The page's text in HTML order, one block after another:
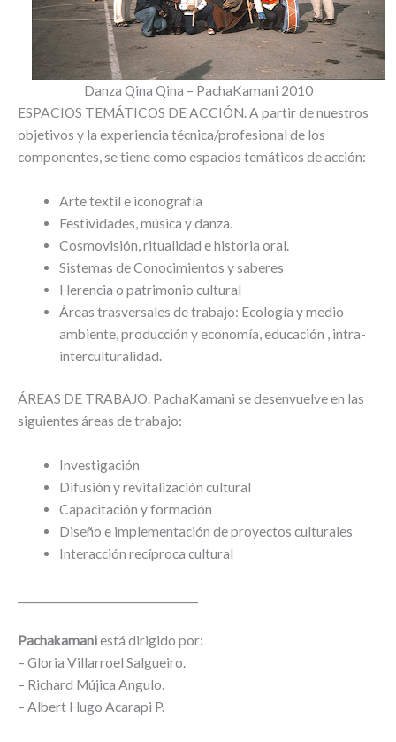
Danza Qina Qina – PachaKamani 2010
ESPACIOS TEMÁTICOS DE ACCIÓN. A partir de nuestros
objetivos y la experiencia técnica/profesional de los
componentes, se tiene como espacios temáticos de acción:
Arte textil e iconografía
Festividades, música y danza.
Cosmovisión, ritualidad e historia oral.
Sistemas de Conocimientos y saberes
Herencia o patrimonio cultural
Áreas trasversales de trabajo: Ecología y medio
ambiente, producción y economía, educación , intra-
interculturalidad.
ÁREAS DE TRABAJO. PachaKamani se desenvuelve en las
siguientes áreas de trabajo:
Investigación
Difusión y revitalización cultural
Capacitación y formación
Diseño e implementación de proyectos culturales
Interacción recíproca cultural
Pachakamaniestá dirigido por:
– Gloria Villarroel Salgueiro.
– Richard Mújica Angulo.
– Albert Hugo Acarapi P.